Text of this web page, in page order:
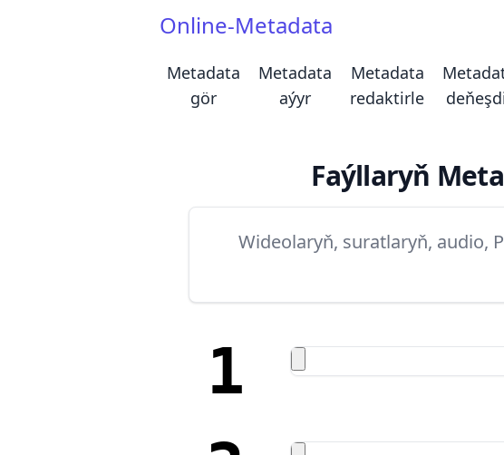
Online-Metadata
Metadata
gör
Metadata
aýyr
Metadata
redaktirle
Faýllaryň
Wideolaryň, suratlaryň, audio,
1